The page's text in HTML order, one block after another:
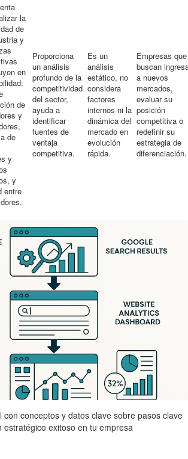
la
de
y
en
de
y
de
y
y
entre
Proporciona
un análisis
profundo de la
competitividad
del sector,
ayuda a
identificar
fuentes de
ventaja
competitiva.
Es un
análisis
estático, no
considera
factores
internos ni la
dinámica del
mercado en
evolución
rápida.
Empresas que
buscan
a nuevos
mercados,
evaluar su
posición
competitiva o
redefinir su
estrategia de
diferenciación.
conceptos y datos clave sobre pasos clave
exitoso en tu empresa